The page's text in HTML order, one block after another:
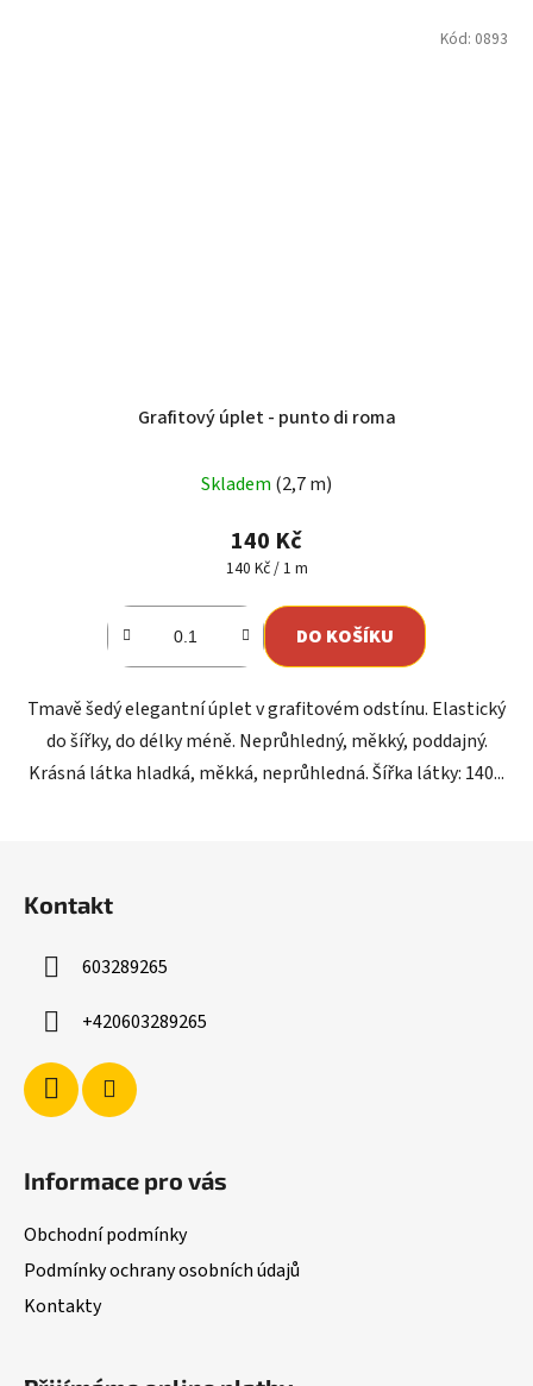
Grafitový úplet - punto di roma
hodnocení
produktu
je
z
5
Skladem (2,7 m)
140 Kč
Měrná
140 Kč / 1 m
DO KOŠÍKU
Tmavě šedý elegantní úplet v grafitovém odstínu. Elastický
do šířky, do délky méně. Neprůhledný, měkký, poddajný.
Krásná látka hladká, měkká, neprůhledná. Šířka látky: 140...
Kód: 0893
Kontakt
603289265
+420603289265
Informace pro vás
Obchodní podmínky
Podmínky ochrany osobních údajů
Kontakty